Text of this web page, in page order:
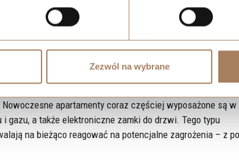
Zezwól na wybrane
podgląd z kamer, dostęp do historii zdarzeń, kontrolę
ruchu lub nieprawidłowości. Dla wielu użytkowników to
funkcjonalność z estetyką.
do drzwi
apartamenty coraz częściej wyposażone są w
gazu, a także elektroniczne zamki do drzwi. Tego typu
na bieżąco reagować na potencjalne zagrożenia – z